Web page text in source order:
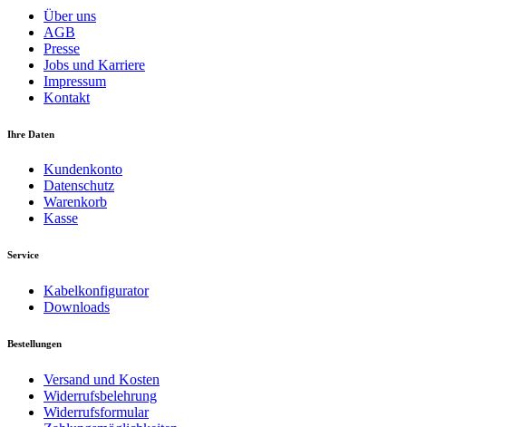
Über uns
AGB
Presse
Jobs und Karriere
Impressum
Kontakt
Ihre Daten
Kundenkonto
Datenschutz
Warenkorb
Kasse
Service
Kabelkonfigurator
Downloads
Bestellungen
Versand und Kosten
Widerrufsbelehrung
Widerrufsformular